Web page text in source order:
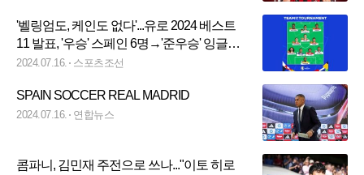
'벨링엄도, 케인도 없다'...유로 2024 베스트
11 발표, '우승' 스페인 6명→'준우승' 잉글랜
드 단 1명 굴욕
2024.07.16. 스포츠조선
SPAIN SOCCER REAL MADRID
2024.07.16. 연합뉴스
콤파니, 김민재 주전으로 쓰나..."이토 히로